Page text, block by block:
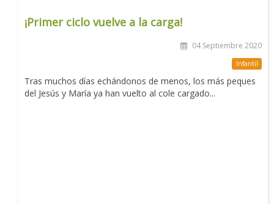
¡Primer ciclo vuelve a la carga!
04 Septiembre 2020
Infantil
Tras muchos días echándonos de menos, los más peques
del Jesús y María ya han vuelto al cole cargado...